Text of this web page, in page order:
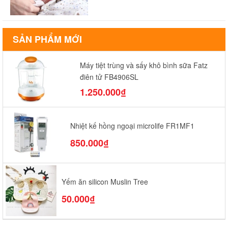
SẢN PHẨM MỚI
Máy tiệt trùng và sấy khô bình sữa Fatz
điện tử FB4906SL
1.250.000₫
Nhiệt kế hồng ngoại microlife FR1MF1
850.000₫
Yếm ăn silicon Muslin Tree
50.000₫